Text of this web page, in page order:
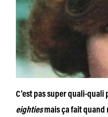
C’est pas super quali-quali
eightiesmais ça fait quand